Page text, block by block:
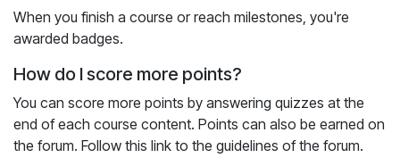
When you finish a course or reach milestones, you're
awarded badges.
How do I score more points?
You can score more points by answering quizzes at the
end of each course content. Points can also be earned on
the forum. Follow this link to the guidelines of the forum.